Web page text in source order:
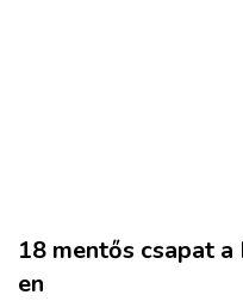
18 mentős csapat
en